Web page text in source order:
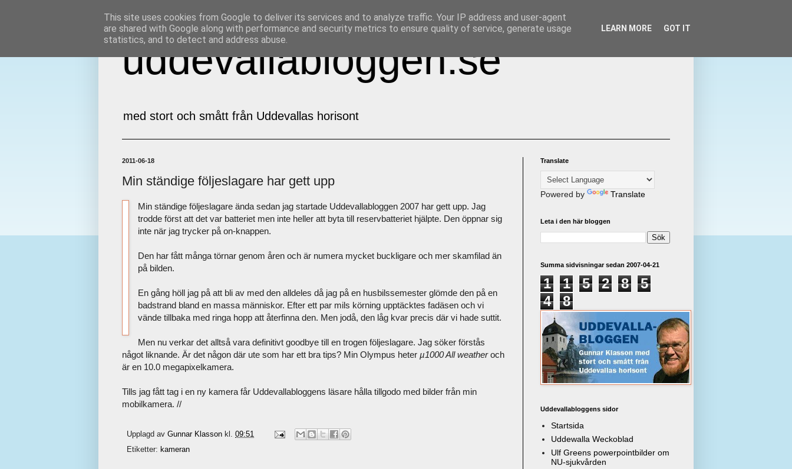
uddevallabloggen.se
med stort och smått från Uddevallas horisont
2011-06-18
Min ständige följeslagare har gett upp
Min ständige följeslagare ända sedan jag startade Uddevallabloggen 2007 har gett upp. Jag
trodde först att det var batteriet men inte heller att byta till reservbatteriet hjälpte. Den öppnar sig
inte när jag trycker på on-knappen.
Den har fått många törnar genom åren och är numera mycket buckligare och mer skamfilad än
på bilden.
En gång höll jag på att bli av med den alldeles då jag på en husbilssemester glömde den på en
badstrand bland en massa människor. Efter ett par mils körning upptäcktes fadäsen och vi
vände tillbaka med ringa hopp att återfinna den. Men jodå, den låg kvar precis där vi hade suttit.
Men nu verkar det alltså vara definitivt goodbye till en trogen följeslagare. Jag söker förstås
något liknande. Är det någon där ute som har ett bra tips? Min Olympus heter µ1000 All weatheroch
är en 10.0 megapixelkamera.
Tills jag fått tag i en ny kamera får Uddevallabloggens läsare hålla tillgodo med bilder från min
mobilkamera. //
Upplagd av Gunnar Klasson kl. 09:51
Etiketter: kameran
Translate
Powered by Translate
Leta i den här bloggen
Summa sidvisningar sedan 2007-04-21
1 1 5 2 8
5
4
8
Uddevallabloggens sidor
Startsida
Uddewalla Weckoblad
Ulf Greens powerpointbilder om
NU-sjukvården
This site uses cookies from Google to deliver its services and to analyze traffic. Your IP address and user-agent
are shared with Google along with performance and security metrics to ensure quality of service, generate usage
statistics, and to detect and address abuse.
LEARN MORE GOT IT